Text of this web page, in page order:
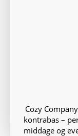
Cozy
kontrabas –
middage og